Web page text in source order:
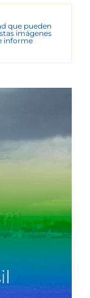
que pueden
imágenes
informe